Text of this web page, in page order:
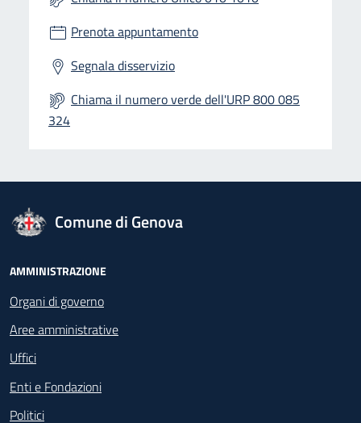
Prenota appuntamento
Segnala disservizio
Chiama il numero verde dell'URP 800 085
324
logo Unione Europea
Comune di Genova
Footer - Navigazione
AMMINISTRAZIONE
Organi di governo
Aree amministrative
Uffici
Enti e Fondazioni
Politici